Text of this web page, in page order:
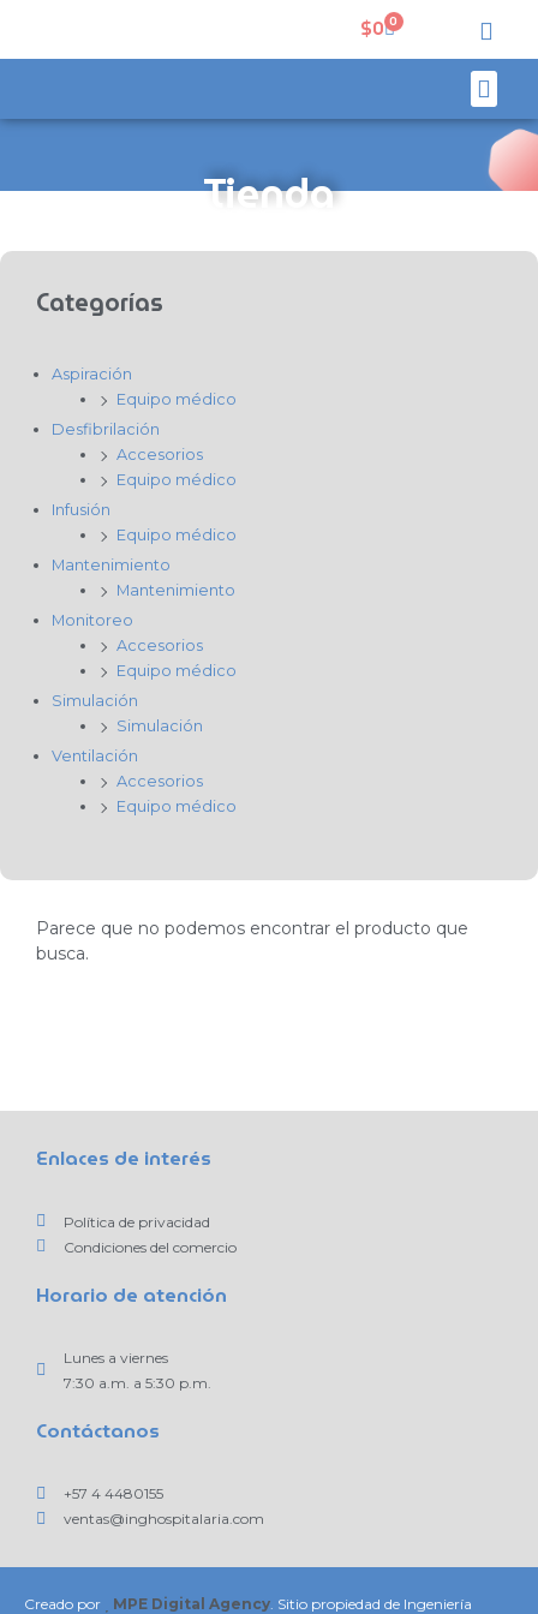
contenido
$0 0Carrito
Tienda
Categorías
Aspiración
Equipo médico
Desfibrilación
Accesorios
Equipo médico
Infusión
Equipo médico
Mantenimiento
Mantenimiento
Monitoreo
Accesorios
Equipo médico
Simulación
Simulación
Ventilación
Accesorios
Equipo médico
Parece que no podemos encontrar el producto que
busca.
Enlaces de interés
Política de privacidad
Condiciones del comercio
Horario de atención
Lunes a viernes
7:30 a.m. a 5:30 p.m.
Contáctanos
+57 4 4480155
ventas@inghospitalaria.com
Creado por MPE Digital Agency. Sitio propiedad de Ingeniería